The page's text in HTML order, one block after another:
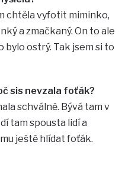
chtěla vyfotit miminko,
a zmačkaný. On to ale
ostrý. Tak jsem si to
sis nevzala foťák?
schválně. Bývá tam v
tam spousta lidí a
ještě hlídat foťák.